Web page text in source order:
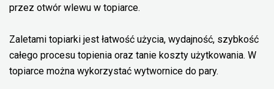
przez otwór wlewu w topiarce.
Zaletami topiarki jest łatwość użycia, wydajność, szybkość
całego procesu topienia oraz tanie koszty użytkowania. W
topiarce można wykorzystać wytwornice do pary.